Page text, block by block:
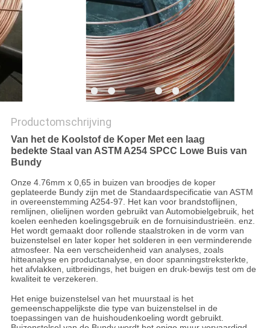
Productomschrijving
Van het de Koolstof de Koper Met een laag
bedekte Staal van ASTM A254 SPCC Lowe Buis van
Bundy
Onze 4.76mm x 0,65 in buizen van broodjes de koper
geplateerde Bundy zijn met de Standaardspecificatie van ASTM
in overeenstemming A254-97. Het kan voor brandstoflijnen,
remlijnen, olielijnen worden gebruikt van Automobielgebruik, het
koelen eenheden koelingsgebruik en de fornuisindustrieën. enz.
Het wordt gemaakt door rollende staalstroken in de vorm van
buizenstelsel en later koper het solderen in een verminderende
atmosfeer. Na een verscheidenheid van analyses, zoals
hitteanalyse en productanalyse, en door spanningstreksterkte,
het afvlakken, uitbreidings, het buigen en druk-bewijs test om de
kwaliteit te verzekeren.
Het enige buizenstelsel van het muurstaal is het
gemeenschappelijkste die type van buizenstelsel in de
toepassingen van de huishoudenkoeling wordt gebruikt.